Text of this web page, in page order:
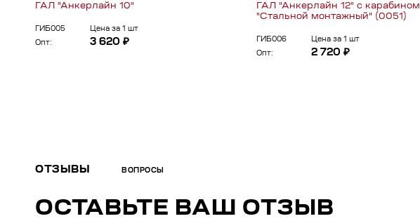
ГАЛ "Анкерлайн 10"
ГИБ005
Цена за 1 шт
Опт:
3 620 ₽
ГАЛ "Анкерлайн 12" с карабином
"Стальной монтажный" (0051)
ГИБ006
Цена за 1 шт
Опт:
2 720 ₽
ОТЗЫВЫ ВОПРОСЫ
ОСТАВЬТЕ ВАШ ОТЗЫВ